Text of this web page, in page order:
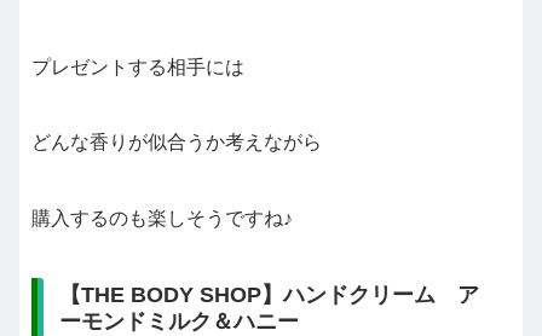
プレゼントする相手には
どんな香りが似合うか考えながら
購入するのも楽しそうですね♪
【THE BODY SHOP】ハンドクリーム ア
ーモンドミルク＆ハニー